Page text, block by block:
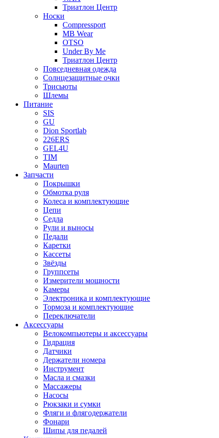
Триатлон Центр
Носки
Compressport
MB Wear
OTSO
Under By Me
Триатлон Центр
Повседневная одежда
Солнцезащитные очки
Трисьюты
Шлемы
Питание
SIS
GU
Dion Sportlab
226ERS
GEL4U
TIM
Maurten
Запчасти
Покрышки
Обмотка руля
Колеса и комплектующие
Цепи
Седла
Рули и выносы
Педали
Каретки
Кассеты
Звёзды
Группсеты
Измерители мощности
Камеры
Электроника и комплектующие
Тормоза и комплектующие
Переключатели
Аксессуары
Велокомпьютеры и аксессуары
Гидрация
Датчики
Держатели номера
Инструмент
Масла и смазки
Массажеры
Насосы
Рюкзаки и сумки
Фляги и флягодержатели
Фонари
Шипы для педалей